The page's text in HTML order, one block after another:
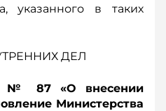
указанного в таких
ДЕЛ
№ 87 «О внесении
Министерства